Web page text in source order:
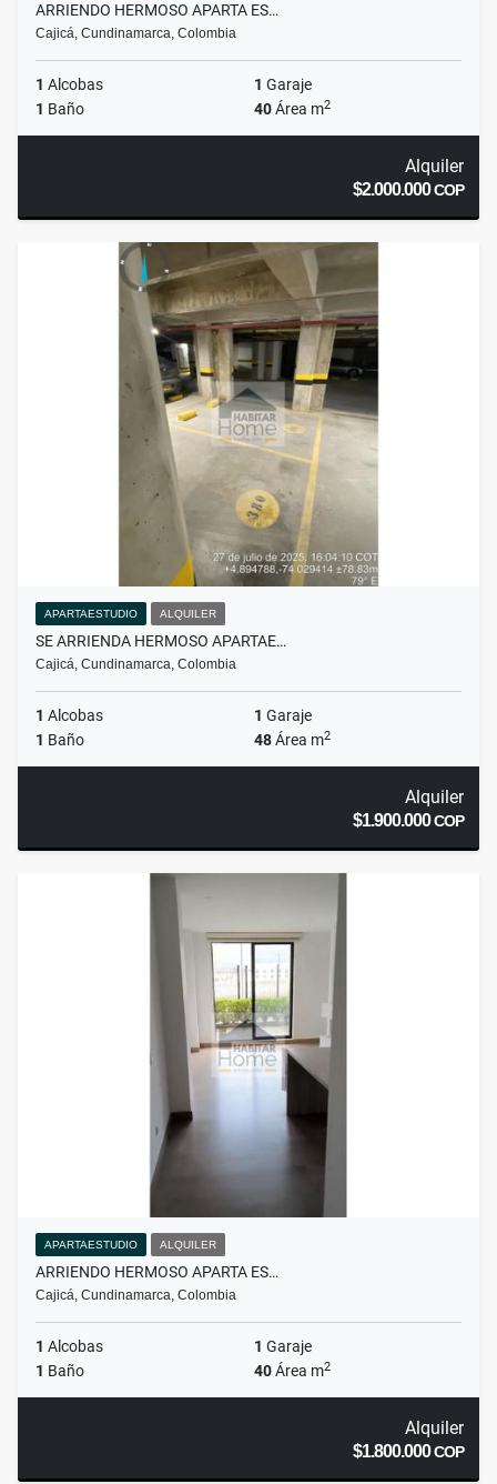
ARRIENDO HERMOSO APARTA ES…
Cajicá, Cundinamarca, Colombia
1 Alcobas 1 Garaje
1 Baño 40Área m2
Alquiler
$2.000.000COP
APARTAESTUDIO ALQUILER
SE ARRIENDA HERMOSO APARTAE…
Cajicá, Cundinamarca, Colombia
1 Alcobas 1 Garaje
1 Baño 48Área m2
Alquiler
$1.900.000COP
APARTAESTUDIO ALQUILER
ARRIENDO HERMOSO APARTA ES…
Cajicá, Cundinamarca, Colombia
1 Alcobas 1 Garaje
1 Baño 40Área m2
Alquiler
$1.800.000COP